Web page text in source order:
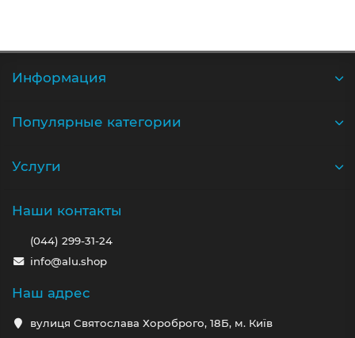
Информация
Популярные категории
Услуги
Наши контакты
(044) 299-31-24
info@alu.shop
Наш адрес
вулиця Святослава Хороброго, 18Б, м. Київ